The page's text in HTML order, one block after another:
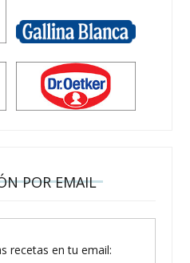
POR EMAIL
recetas en tu email: